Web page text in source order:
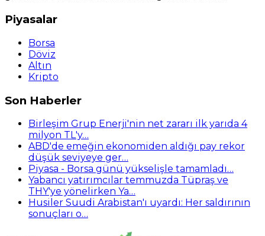
Piyasalar
Borsa
Döviz
Altın
Kripto
Son Haberler
Birleşim Grup Enerji'nin net zararı ilk yarıda 4
milyon TL'y…
ABD'de emeğin ekonomiden aldığı pay rekor
düşük seviyeye ger…
Piyasa - Borsa günü yükselişle tamamladı…
Yabancı yatırımcılar temmuzda Tüpraş ve
THY'ye yönelirken Ya…
Husiler Suudi Arabistan'ı uyardı: Her saldırının
sonuçları o…